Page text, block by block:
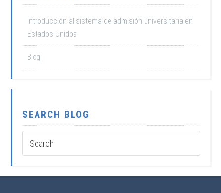
Introducción al sistema de admisión universitaria en
Estados Unidos
Blog
SEARCH BLOG